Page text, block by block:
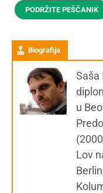
PODRŽITE PEŠČANIK
Biografija
Saša
u
Lov